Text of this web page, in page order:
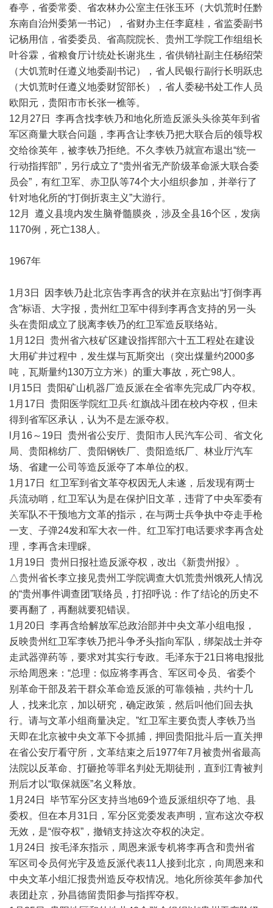
春亭，省委常委、省农林办公室主任张玉环（大饥荒时任黔
东南自治州委第一书记），省财办主任李庭桂，省监委副书
记杨用信，省委委员、省高院院长、贵州工学院工作组组长
叶谷霖，省粮食厅计统处长谢兆生，省供销社副主任杨绍荣
（大饥荒时任遵义地委副书记），省人民银行副行长明跃忠
（大饥荒时任遵义地委财贸部长），省人委秘书处工作人员
欧阳元，贵阳市市长张一樵等。
12月27日 李再含找李铁乃和地化所造反派头头徐英年到省
军区商量大联合问题，李再含让李铁乃把大联合后的领导权
交给徐英年，被李铁乃拒绝。不久李铁乃就宣布退出“统一
行动指挥部”，另行成立了“贵州省无产阶级革命派大联合委
员会”，有红卫军、赤卫队等74个大小组织参加，并举行了
针对地化所的“打倒折衷主义”大游行。
12月 遵义县境内发生脑脊髓膜炎，涉及全县16个区，发病
1170例，死亡138人。
1967年
1月3日 因李铁乃赴北京告李再含的状并在京贴出“打倒李再
含”标语、大字报，贵州红卫军中得到李再含支持的另一头
头在贵阳成立了脱离李铁乃的红卫军造反联络站。
1月12日 贵州省六枝矿区建设指挥部六十五工程处在建设
大用矿井过程中，发生煤与瓦斯突出（突出煤量约2000多
吨，瓦斯量约130万立方米）的重大事故，死亡98人。
l月15日 贵阳矿山机器厂造反派在全省率先完成厂内夺权。
1月17日 贵阳医学院红卫兵·红旗战斗团在校内夺权，但未
得到省军区承认，认为不是左派夺权。
l月16～19日 贵州省公安厅、贵阳市人民汽车公司、省文化
局、贵阳棉纺厂、贵阳钢铁厂、贵阳造纸厂、林业厅汽车
场、省建一公司等造反派夺了本单位的权。
1月17日 红卫军到省文革夺权因无人未遂，后发现有两士
兵流动哨，红卫军认为是在保护旧文革，违背了中央军委有
关军队不干预地方文革的指示，在与两士兵争执中夺走手枪
一支、子弹24发和军大衣一件。红卫军打电话要求李再含处
理，李再含未理睬。
1月19日 贵州日报社造反派夺权，改出《新贵州报》。
△贵州省长李立接见贵州工学院调查大饥荒贵州饿死人情况
的“贵州事件调查团”联络员，打招呼说：作了结论的历史不
要再翻了，再翻就要犯错误。
1月20日 李再含给解放军总政治部并中央文革小组电报，
反映贵州红卫军李铁乃把斗争矛头指向军队，绑架战士并夺
走武器弹药等，要求对其实行专政。毛泽东于21日将电报批
示给周恩来：“总理：似应将李再含、军区司令员、省委个
别革命干部及若干群众革命造反派的可靠领袖，共约十几
人，找来北京，加以研究，确定政策，然后叫他们回去执
行。请与文革小组商量决定。”红卫军主要负责人李铁乃当
天即在北京被中央文革下令抓捕，押回贵阳批斗后一直关押
在省公安厅看守所，文革结束之后1977年7月被贵州省最高
法院以反革命、打砸抢等罪名判处无期徒刑，直到江青被判
刑后才以“取保就医”名义释放。
1月24日 毕节军分区支持当地69个造反派组织夺了地、县
委权。但在本月31日，军分区党委发表声明，宣布这次夺权
无效，是“假夺权”，撤销支持这次夺权的决定。
1月24日 按毛泽东指示，周恩来派专机将李再含和贵州省
军区司令员何光宇及造反派代表11人接到北京，向周恩来和
中央文革小组汇报贵州造反夺权情况。地化所徐英年参加代
表团赴京，孙昌德留贵阳参与指挥夺权。